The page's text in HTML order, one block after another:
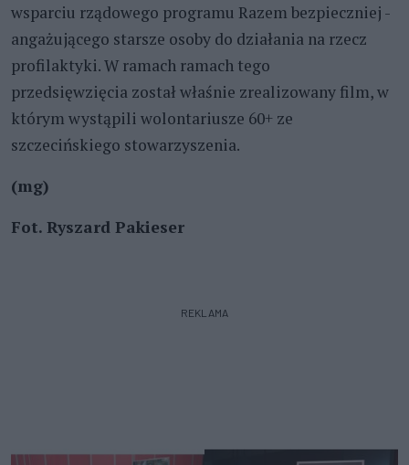
wsparciu rządowego programu Razem bezpieczniej -
angażującego starsze osoby do działania na rzecz
profilaktyki. W ramach ramach tego
przedsięwzięcia został właśnie zrealizowany film, w
którym wystąpili wolontariusze 60+ ze
szczecińskiego stowarzyszenia.
(mg)
Fot. Ryszard Pakieser
REKLAMA